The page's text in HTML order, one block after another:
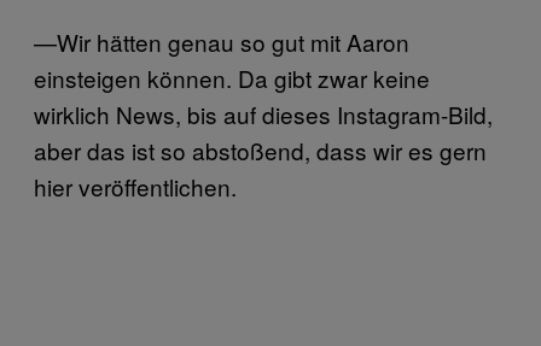
—Wir hätten genau so gut mit Aaron
einsteigen können. Da gibt zwar keine
wirklich News, bis auf dieses Instagram-Bild,
aber das ist so abstoßend, dass wir es gern
hier veröffentlichen.